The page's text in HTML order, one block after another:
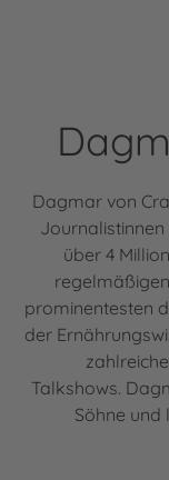
Dagmar von
über 4
prominentesten
der
Talkshows.
Söhne und